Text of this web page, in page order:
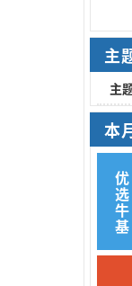
主
主
本
优
选
牛
基